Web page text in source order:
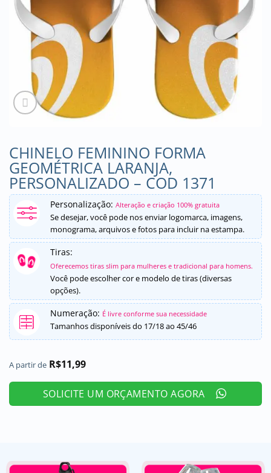
CHINELO FEMININO FORMA
GEOMÉTRICA LARANJA,
PERSONALIZADO – COD 1371
Personalização: Alteração e criação 100% gratuita
Se desejar, você pode nos enviar logomarca, imagens,
monograma, arquivos e fotos para incluir na estampa.
Tiras:
Oferecemos tiras slim para mulheres e tradicional para homens.
Você pode escolher cor e modelo de tiras (diversas
opções).
Numeração: É livre conforme sua necessidade
Tamanhos disponíveis do 17/18 ao 45/46
A partir de R$11,99
SOLICITE UM ORÇAMENTO AGORA